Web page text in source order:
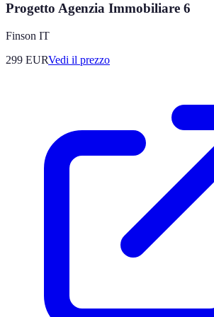
Progetto Agenzia Immobiliare 6
Finson IT
299 EURVedi il prezzo